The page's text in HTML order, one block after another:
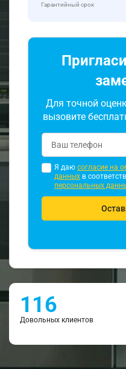
Гарантийный срок
Для точной
вызовите
Я даю согласие на
данных в
персональных
116
Довольных клиентов